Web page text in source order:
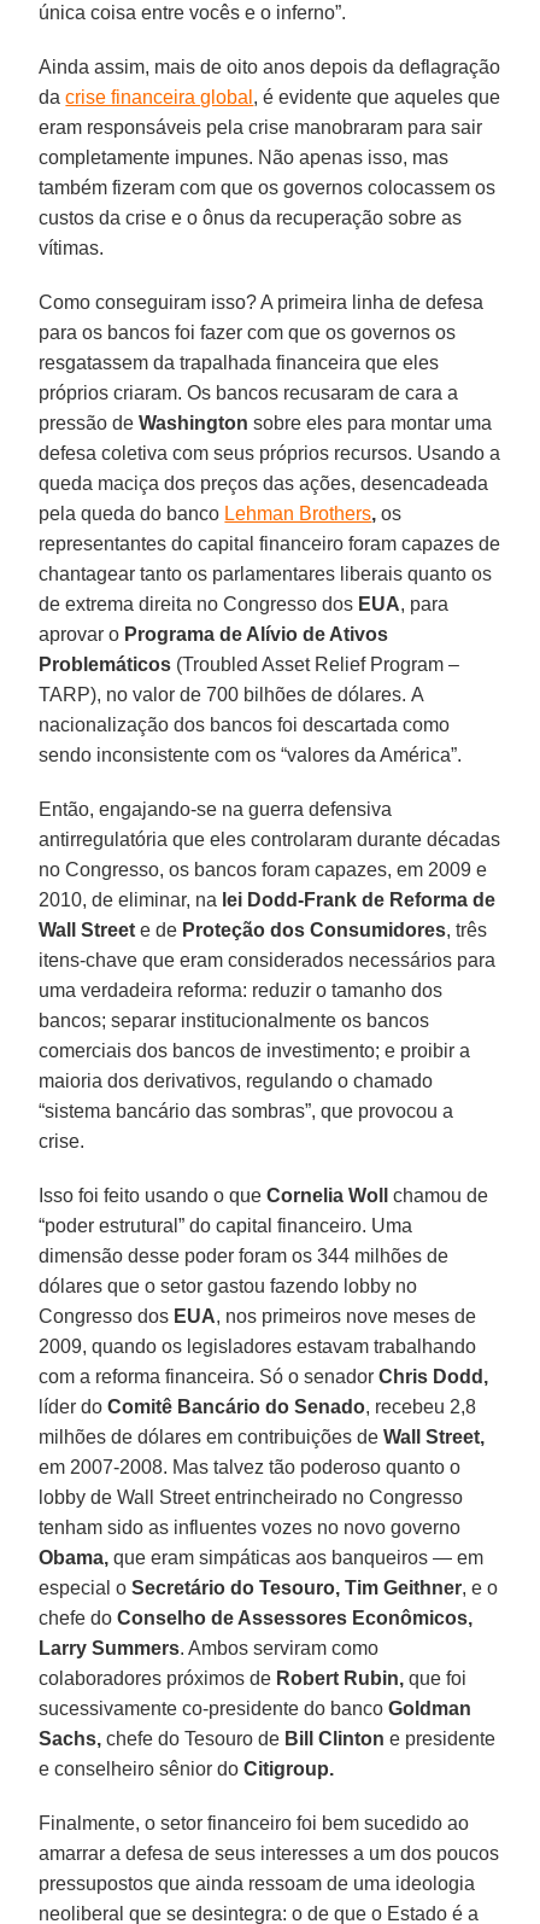
única coisa entre vocês e o inferno”.
Ainda assim, mais de oito anos depois da deflagração
dacrise financeira global , é evidente que aqueles que
eram responsáveis pela crise manobraram para sair
completamente impunes. Não apenas isso, mas
também fizeram com que os governos colocassem os
custos da crise e o ônus da recuperação sobre as
vítimas.
Como conseguiram isso? A primeira linha de defesa
para os bancos foi fazer com que os governos os
resgatassem da trapalhada financeira que eles
próprios criaram. Os bancos recusaram de cara a
pressão deWashington sobre eles para montar uma
defesa coletiva com seus próprios recursos. Usando a
queda maciça dos preços das ações, desencadeada
pela queda do banco Lehman Brothers, os
representantes do capital financeiro foram capazes de
chantagear tanto os parlamentares liberais quanto os
de extrema direita no Congresso dos EUA, para
aprovar o Programa de Alívio de Ativos
Problemáticos (Troubled Asset Relief Program –
TARP), no valor de 700 bilhões de dólares. A
nacionalização dos bancos foi descartada como
sendo inconsistente com os “valores da América”.
Então, engajando-se na guerra defensiva
antirregulatória que eles controlaram durante décadas
no Congresso, os bancos foram capazes, em 2009 e
2010, de eliminar, na lei Dodd-Frank de Reforma de
Wall Street e de Proteção dos Consumidores, três
itens-chave que eram considerados necessários para
uma verdadeira reforma: reduzir o tamanho dos
bancos; separar institucionalmente os bancos
comerciais dos bancos de investimento; e proibir a
maioria dos derivativos, regulando o chamado
“sistema bancário das sombras”, que provocou a
crise.
Isso foi feito usando o queCornelia Woll
chamou de
“poder estrutural” do capital financeiro. Uma
dimensão desse poder foram os 344 milhões de
dólares que o setor gastou fazendo lobby no
Congresso dos EUA, nos primeiros nove meses de
2009, quando os legisladores estavam trabalhando
com a reforma financeira. Só o senadorChris Dodd,
líder doComitê Bancário do Senado, recebeu 2,8
milhões de dólares em contribuições deWall Street,
em 2007-2008. Mas talvez tão poderoso quanto o
lobby de Wall Street entrincheirado no Congresso
tenham sido as influentes vozes no novo governo
Obama, que eram simpáticas aos banqueiros — em
especial oSecretário do Tesouro, Tim Geithner, e o
chefe doConselho de Assessores Econômicos,
Larry Summers. Ambos serviram como
colaboradores próximos de Robert Rubin, que foi
sucessivamente co-presidente do bancoGoldman
Sachs, chefe do Tesouro de Bill Clinton e presidente
e conselheiro sênior doCitigroup.
Finalmente, o setor financeiro foi bem sucedido ao
amarrar a defesa de seus interesses a um dos poucos
pressupostos que ainda ressoam de uma ideologia
neoliberal que se desintegra: o de que o Estado é a